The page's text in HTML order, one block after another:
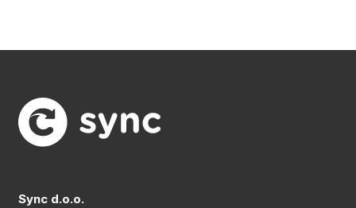
Sync d.o.o.